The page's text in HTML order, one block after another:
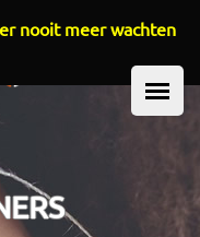
nooit meer wachten